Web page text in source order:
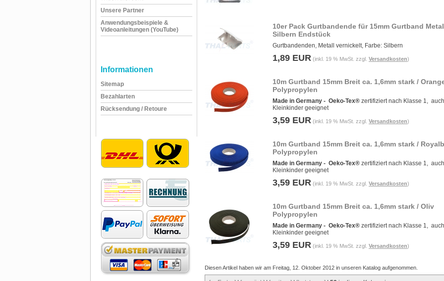
Unsere Partner
Anwendungsbeispiele &
Videoanleitungen (YouTube)
Informationen
Sitemap
Bezahlarten
Rücksendung / Retoure
10er Pack Gurtbandende für 15mm Gurtband
Silbern Endstück
Gurtbandenden, Metall vernickelt, Farbe: Silbern
1,89 EUR (inkl. 19 % MwSt. zzgl. Versandkosten)
10m Gurtband 15mm Breit ca. 1,6mm stark /
Polypropylen
Made in Germany - Oeko-Tex® zertifiziert nach Klasse 1,
Kleinkinder geeignet
3,59 EUR (inkl. 19 % MwSt. zzgl. Versandkosten)
10m Gurtband 15mm Breit ca. 1,6mm stark /
Polypropylen
Made in Germany - Oeko-Tex® zertifiziert nach Klasse 1,
Kleinkinder geeignet
3,59 EUR (inkl. 19 % MwSt. zzgl. Versandkosten)
10m Gurtband 15mm Breit ca. 1,6mm stark / Oliv
Polypropylen
Made in Germany - Oeko-Tex® zertifiziert nach Klasse 1,
Kleinkinder geeignet
3,59 EUR (inkl. 19 % MwSt. zzgl. Versandkosten)
Diesen Artikel haben wir am Freitag, 12. Oktober 2012 in unseren Katalog aufgenommen.